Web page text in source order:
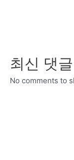
최신 댓글
No comments to